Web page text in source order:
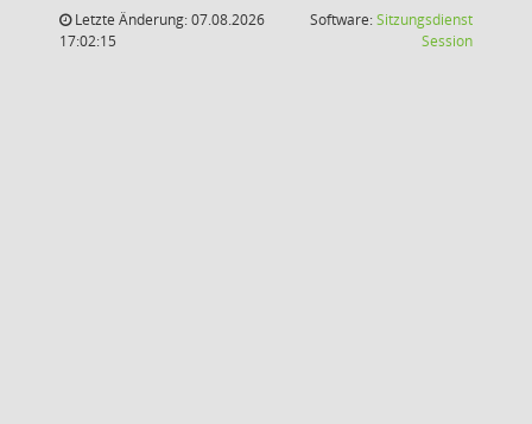
Letzte Änderung: 07.08.2026
17:02:15
Software:Sitzungsdienst
Session(Wird in